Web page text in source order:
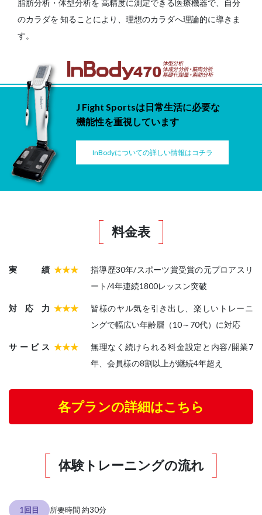
脂肪分析・体型分析を 高精度に測定できる医療機器で、自分
のカラダを 知ることにより、理想のカラダへ理論的に導きま
す。
J Fight Sportsは日常生活に必要な
機能性を重視しています
InBodyについての詳しい情報はコチラ
料金表
実績 ★★★
指導歴30年/スポーツ賞受賞の元プロアスリ
ート/4年連続1800レッスン突破
対応力 ★★★
皆様のヤル気を引き出し、楽しいトレーニ
ングで幅広い年齢層（10～70代）に対応
サービス ★★★
無理なく続けられる料金設定と内容/開業7
年、会員様の8割以上が継続4年超え
各プランの詳細はこちら
体験トレーニングの流れ
1回目 所要時間 約30分